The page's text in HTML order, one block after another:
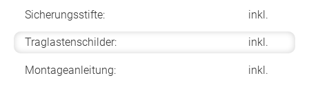
Sicherungsstifte: inkl.
Traglastenschilder: inkl.
Montageanleitung: inkl.